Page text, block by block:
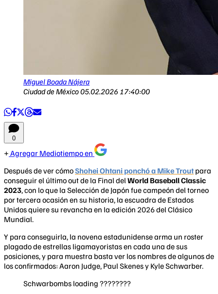
Miguel Boada Nájera
Ciudad de México05.02.2026 17:40:00
0
Agregar Mediotiempo en
Después de ver cómoShohei Ohtani ponchó a Mike Trout para
conseguir el último out de la Final del World Baseball Classic
2023, con lo que la Selección de Japón fue campeón del torneo
por tercera ocasión en su historia, la escuadra de Estados
Unidos quiere su revancha en la edición 2026 del Clásico
Mundial.
Y para conseguirla, la novena estadunidense arma un roster
plagado de estrellas ligamayoristas en cada una de sus
posiciones, y para muestra basta ver los nombres de algunos de
los confirmados: Aaron Judge, Paul Skenes y Kyle Schwarber.
Schwarbombs loading ????????